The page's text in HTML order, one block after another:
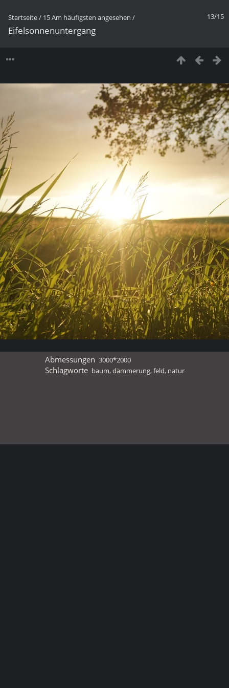
13/15
Startseite/ 15 Am häufigsten angesehen /
Eifelsonnenuntergang
Abmessungen 3000*2000
Schlagworte baum,dämmerung,feld, natur